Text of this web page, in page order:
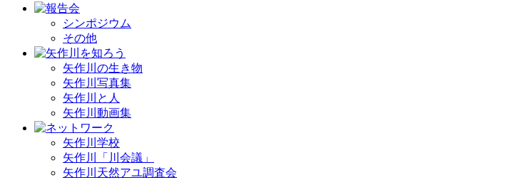
シンポジウム
その他
矢作川の生き物
矢作川写真集
矢作川と人
矢作川動画集
矢作川学校
矢作川「川会議」
矢作川天然アユ調査会